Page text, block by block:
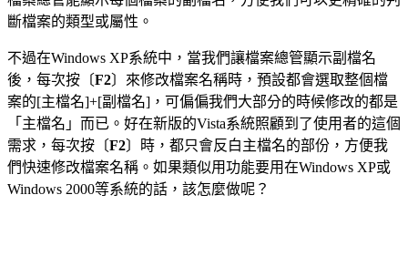
斷檔案的類型或屬性。
不過在Windows XP系統中，當我們讓檔案總管顯示副檔名
後，每次按〔F2〕來修改檔案名稱時，預設都會選取整個檔
案的[主檔名]+[副檔名]，可偏偏我們大部分的時候修改的都是
「主檔名」而已。好在新版的Vista系統照顧到了使用者的這個
需求，每次按〔F2〕時，都只會反白主檔名的部份，方便我
們快速修改檔案名稱。如果類似用功能要用在Windows XP或
Windows 2000等系統的話，該怎麼做呢？